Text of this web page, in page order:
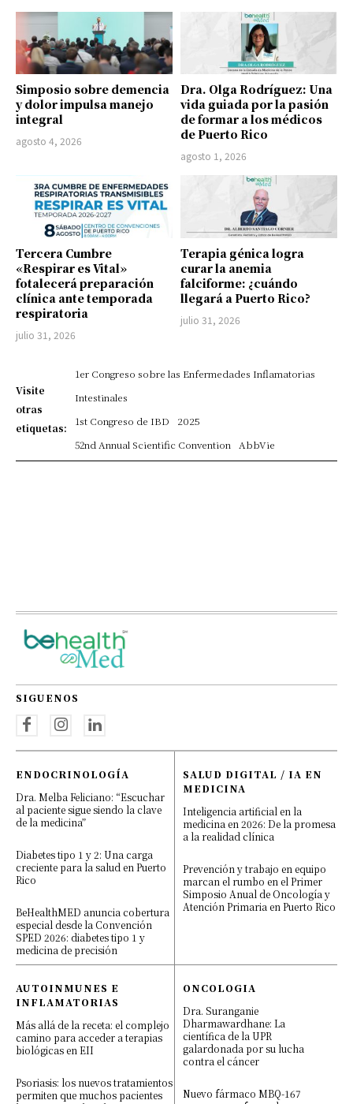
Simposio sobre demencia
y dolor impulsa manejo
integral
agosto 4, 2026
Dra. Olga Rodríguez: Una
vida guiada por la pasión
de formar a los médicos
de Puerto Rico
agosto 1, 2026
Tercera Cumbre
«Respirar es Vital»
fotalecerá preparación
clínica ante temporada
respiratoria
julio 31, 2026
Terapia génica logra
curar la anemia
falciforme: ¿cuándo
llegará a Puerto Rico?
julio 31, 2026
Visite
otras
etiquetas:
1er Congreso sobre las Enfermedades Inflamatorias
Intestinales
1st Congreso de IBD
2025
52nd Annual Scientific Convention
AbbVie
SIGUENOS
ENDOCRINOLOGÍA
Dra. Melba Feliciano: “Escuchar
al paciente sigue siendo la clave
de la medicina”
Diabetes tipo 1 y 2: Una carga
creciente para la salud en Puerto
Rico
BeHealthMED anuncia cobertura
especial desde la Convención
SPED 2026: diabetes tipo 1 y
medicina de precisión
SALUD DIGITAL / IA EN
MEDICINA
Inteligencia artificial en la
medicina en 2026: De la promesa
a la realidad clínica
Prevención y trabajo en equipo
marcan el rumbo en el Primer
Simposio Anual de Oncología y
Atención Primaria en Puerto Rico
AUTOINMUNES E
INFLAMATORIAS
Más allá de la receta: el complejo
camino para acceder a terapias
biológicas en EII
Psoriasis: los nuevos tratamientos
permiten que muchos pacientes
ONCOLOGIA
Dra. Suranganie
Dharmawardhane: La
científica de la UPR
galardonada por su lucha
contra el cáncer
Nuevo fármaco MBQ-167